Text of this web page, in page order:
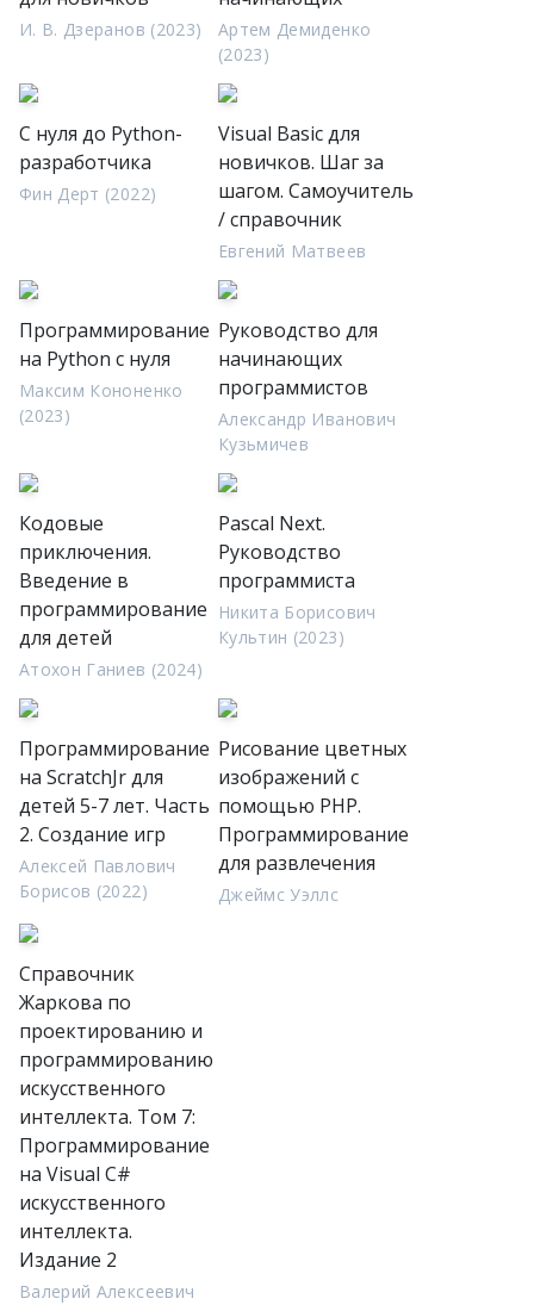
И. В. Дзеранов (2023)
Артем Демиденко
(2023)
С нуля до Python-
разработчика
Фин Дерт (2022)
Visual Basic для
новичков. Шаг за
шагом. Самоучитель
/ справочник
Евгений Матвеев
Программирование
на Python с нуля
Максим Кононенко
(2023)
Руководство для
начинающих
программистов
Александр Иванович
Кузьмичев
Кодовые
приключения.
Введение в
программирование
для детей
Атохон Ганиев (2024)
Pascal Next.
Руководство
программиста
Никита Борисович
Культин (2023)
Программирование
на ScratchJr для
детей 5-7 лет. Часть
2. Создание игр
Алексей Павлович
Борисов (2022)
Рисование цветных
изображений с
помощью PHP.
Программирование
для развлечения
Джеймс Уэллс
Справочник
Жаркова по
проектированию и
программированию
искусственного
интеллекта. Том 7:
Программирование
на Visual C#
искусственного
интеллекта.
Издание 2
Валерий Алексеевич